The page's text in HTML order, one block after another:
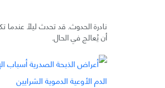
نادرة الحدوث. قد تحدث ليلًا
أن يُعالج في الحال.